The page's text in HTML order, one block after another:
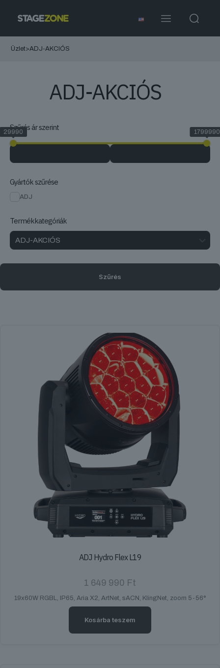
Üzlet>ADJ-AKCIÓS
ADJ-AKCIÓS
Szűrés ár szerint
29990 1799990
Gyártók szűrése
ADJ
Termékkategóriák
Szűrés
ADJ Hydro Flex L19
1 649 990 Ft
19x60W RGBL, IP65, Aria X2, ArtNet, sACN, KlingNet, zoom 5-56°
Kosárba teszem